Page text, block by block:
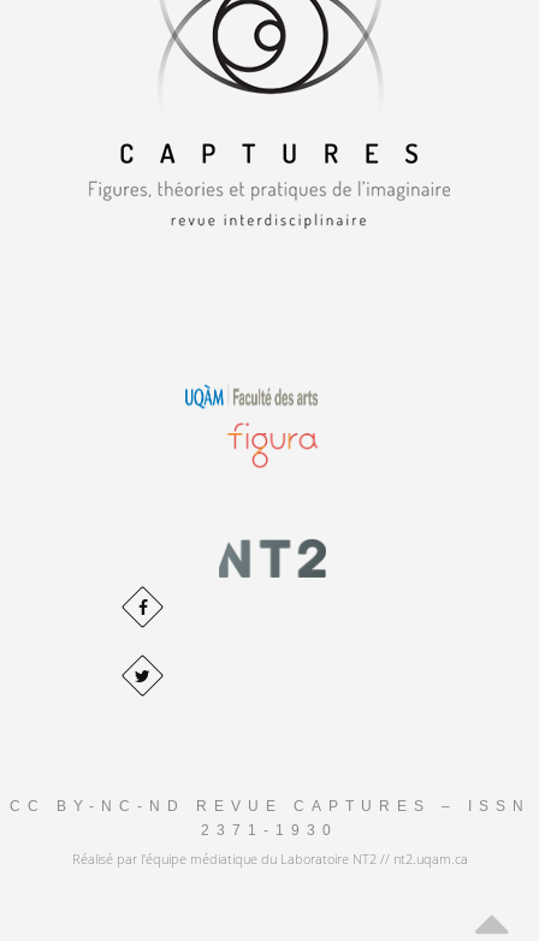
CC BY-NC-ND REVUE CAPTURES – ISSN
2371-1930
Réalisé par l'équipe médiatique du Laboratoire NT2 // nt2.uqam.ca